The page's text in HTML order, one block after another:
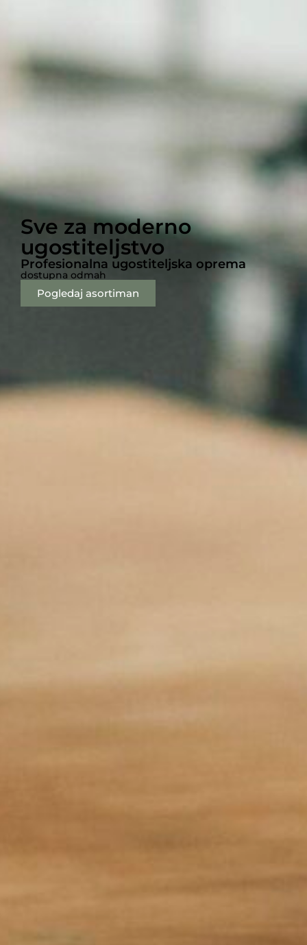
Sve za moderno
ugostiteljstvo
Profesionalna ugostiteljska oprema
dostupna odmah
Pogledaj asortiman